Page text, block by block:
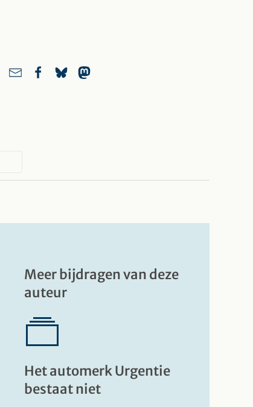
Meer bijdragen van deze
auteur
Het automerk Urgentie
bestaat niet